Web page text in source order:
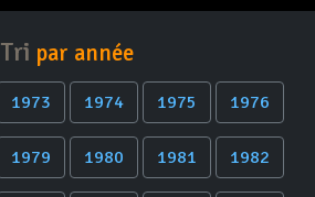
Tri par année
1973 1974 1975 1976
1979 1980 1981 1982